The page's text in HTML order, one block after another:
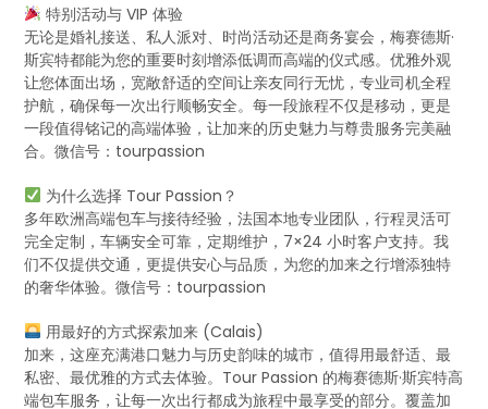
特别活动与 VIP 体验
无论是婚礼接送、私人派对、时尚活动还是商务宴会，梅赛德斯·
斯宾特都能为您的重要时刻增添低调而高端的仪式感。优雅外观
让您体面出场，宽敞舒适的空间让亲友同行无忧，专业司机全程
护航，确保每一次出行顺畅安全。每一段旅程不仅是移动，更是
一段值得铭记的高端体验，让加来的历史魅力与尊贵服务完美融
合。微信号：tourpassion
为什么选择 Tour Passion？
多年欧洲高端包车与接待经验，法国本地专业团队，行程灵活可
完全定制，车辆安全可靠，定期维护，7×24 小时客户支持。我
们不仅提供交通，更提供安心与品质，为您的加来之行增添独特
的奢华体验。微信号：tourpassion
用最好的方式探索加来 (Calais)
加来，这座充满港口魅力与历史韵味的城市，值得用最舒适、最
私密、最优雅的方式去体验。Tour Passion 的梅赛德斯·斯宾特高
端包车服务，让每一次出行都成为旅程中最享受的部分。覆盖加